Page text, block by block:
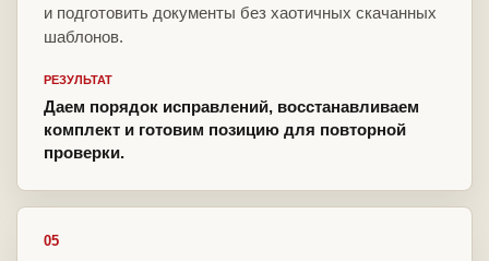
и подготовить документы без хаотичных скачанных
шаблонов.
РЕЗУЛЬТАТ
Даем порядок исправлений, восстанавливаем
комплект и готовим позицию для повторной
проверки.
05